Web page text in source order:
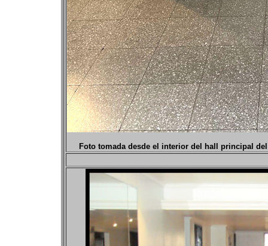
Foto tomada desde el interior del hall principal